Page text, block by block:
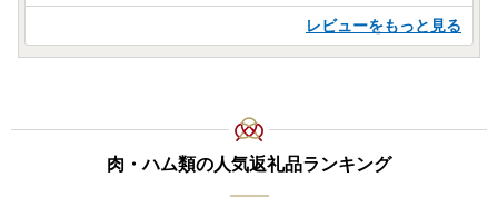
レビューをもっと見る
肉・ハム類の人気返礼品ランキング